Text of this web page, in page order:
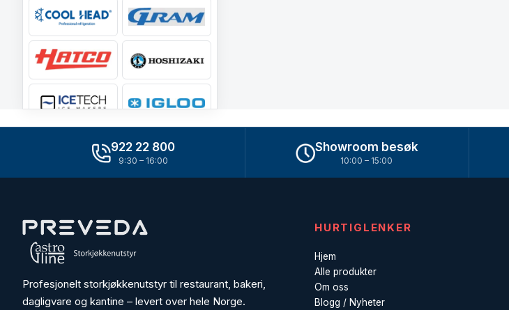
922 22 800
9:30 – 16:00
Showroom besøk
10:00 – 15:00
Profesjonelt storkjøkkenutstyr til restaurant, bakeri,
dagligvare og kantine – levert over hele Norge.
HURTIGLENKER
Hjem
Alle produkter
Om oss
Blogg / Nyheter